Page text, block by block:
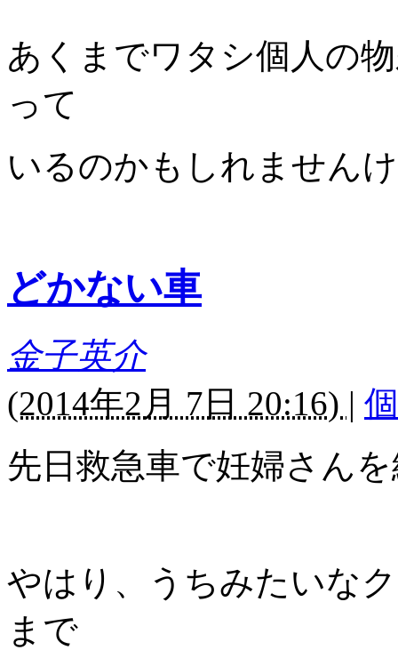
あくまでワタシ個人の
って
いるのかもしれません
どかない車
金子英介
(2014年2月 7日 20:16) |
先日救急車で妊婦さん
やはり、うちみたいな
まで